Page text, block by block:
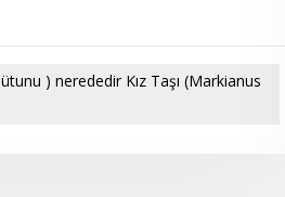
) nerededir Kız Taşı (Markianus